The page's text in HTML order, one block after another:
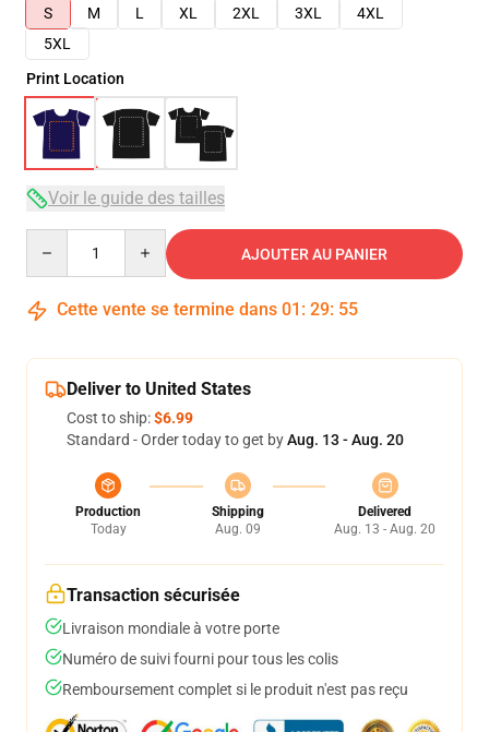
S
M L XL 2XL 3XL
4XL
5XL
Print Location
Voir le guide des tailles
AJOUTER AU PANIER
Cette vente se termine dans 01 : 29: 54
Deliver to United States
Cost to ship:$6.99
Standard - Order today to get byAug. 13 - Aug. 20
Production
Today
Shipping
Aug. 09
Delivered
Aug. 13 - Aug. 20
Transaction sécurisée
Livraison mondiale à votre porte
Numéro de suivi fourni pour tous les colis
Remboursement complet si le produit n'est pas reçu